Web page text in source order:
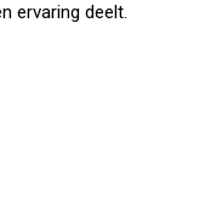
ervaring deelt.